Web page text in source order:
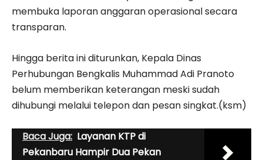
membuka laporan anggaran operasional secara
transparan.
Hingga berita ini diturunkan, Kepala Dinas
Perhubungan Bengkalis Muhammad Adi Pranoto
belum memberikan keterangan meski sudah
dihubungi melalui telepon dan pesan singkat.(ksm)
Baca Juga: Layanan KTP di
Pekanbaru Hampir Dua Pekan